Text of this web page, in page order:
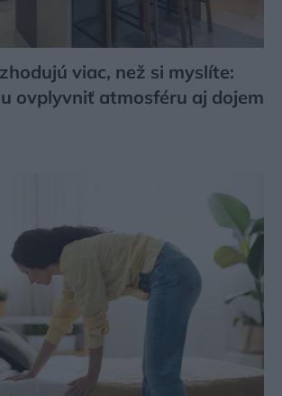
viac, než si myslíte:
ovplyvniť atmosféru aj dojem